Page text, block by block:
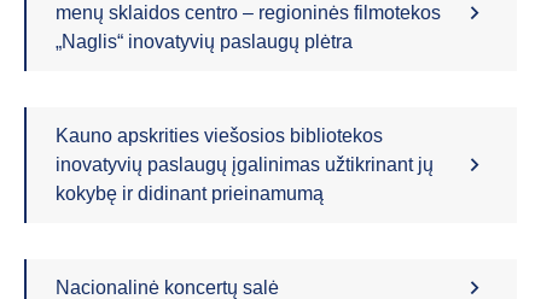
menų sklaidos centro – regioninės filmotekos
„Naglis“ inovatyvių paslaugų plėtra
Kauno apskrities viešosios bibliotekos
inovatyvių paslaugų įgalinimas užtikrinant jų
kokybę ir didinant prieinamumą
Nacionalinė koncertų salė